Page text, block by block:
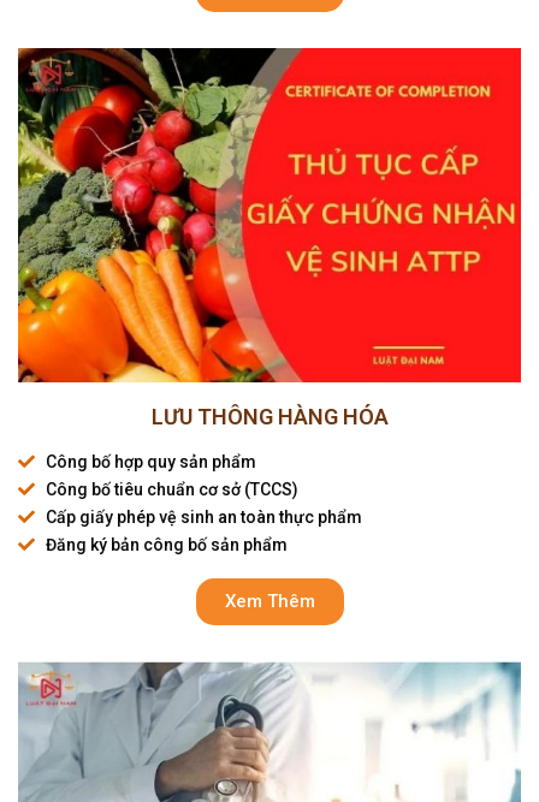
LƯU THÔNG HÀNG HÓA
Công bố hợp quy sản phẩm
Công bố tiêu chuẩn cơ sở (TCCS)
Cấp giấy phép vệ sinh an toàn thực phẩm
Đăng ký bản công bố sản phẩm
Xem Thêm